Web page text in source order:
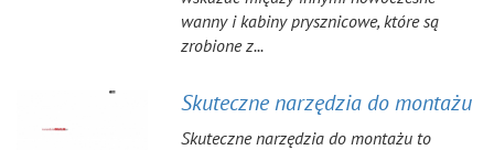
wanny i kabiny prysznicowe, które są
zrobione z...
Skuteczne narzędzia do montażu
Skuteczne narzędzia do montażu to